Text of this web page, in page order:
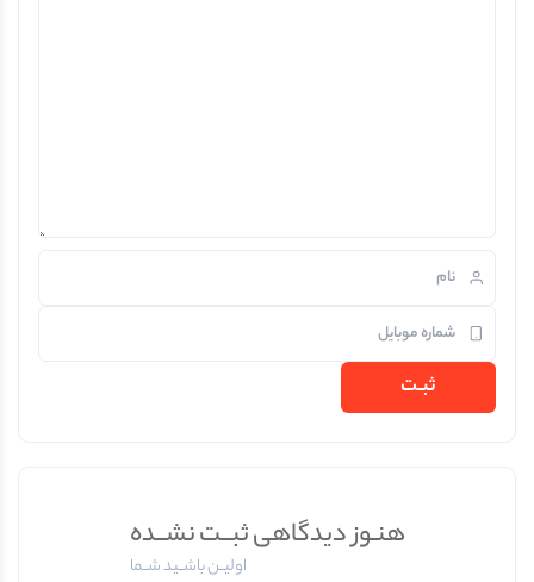
هنـوز دیدگاهی ثبــت نشــده
اولیــن باشــید شــما